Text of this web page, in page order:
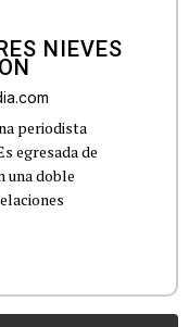
NIEVES
periodista
egresada de
una doble